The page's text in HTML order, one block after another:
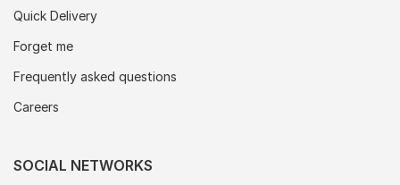
Quick Delivery
Forget me
Frequently asked questions
Careers
SOCIAL NETWORKS